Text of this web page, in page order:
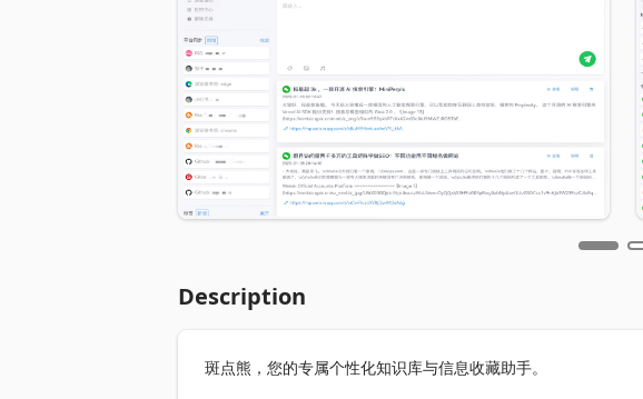
Description
斑点熊，您的专属个性化知识库与信息收藏助手。